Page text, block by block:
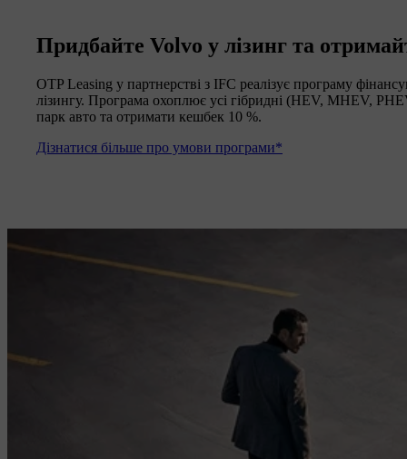
Придбайте Volvo у лізинг та
OTP Leasing у партнерстві з IFC реалізує програму
лізингу. Програма охоплює усі гібридні (HEV, MHEV,
парк авто та отримати кешбек 10 %.
Дізнатися більше про умови програми*